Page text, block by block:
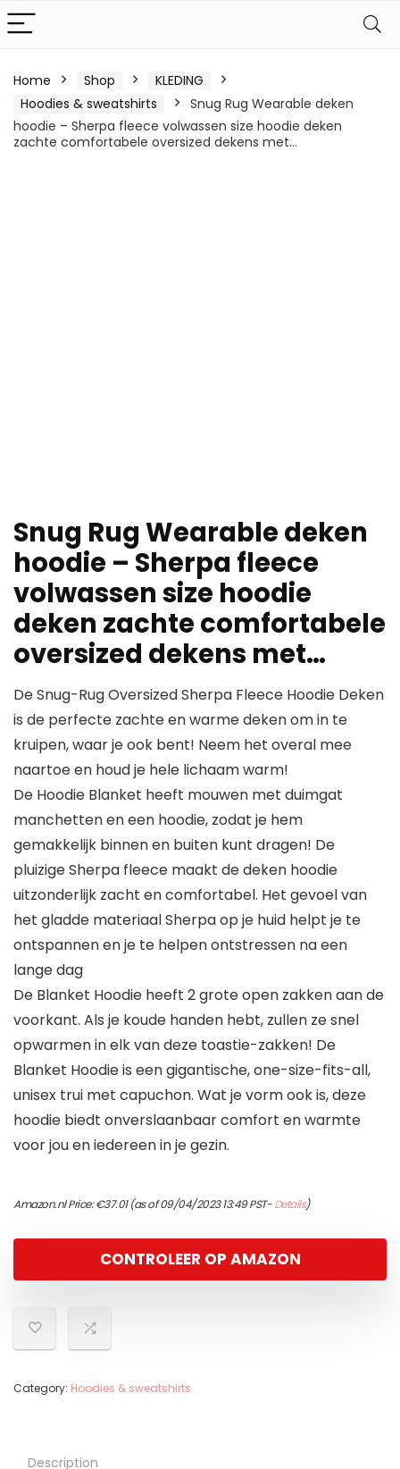
Home Shop
KLEDING
Hoodies & sweatshirts
Snug Rug Wearable deken
hoodie – Sherpa fleece volwassen size hoodie deken
zachte comfortabele oversized dekens met…
Snug Rug Wearable deken
hoodie – Sherpa fleece
volwassen size hoodie
deken zachte comfortabele
oversized dekens met…
De Snug-Rug Oversized Sherpa Fleece Hoodie Deken
is de perfecte zachte en warme deken om in te
kruipen, waar je ook bent! Neem het overal mee
naartoe en houd je hele lichaam warm!
De Hoodie Blanket heeft mouwen met duimgat
manchetten en een hoodie, zodat je hem
gemakkelijk binnen en buiten kunt dragen! De
pluizige Sherpa fleece maakt de deken hoodie
uitzonderlijk zacht en comfortabel. Het gevoel van
het gladde materiaal Sherpa op je huid helpt je te
ontspannen en je te helpen ontstressen na een
lange dag
De Blanket Hoodie heeft 2 grote open zakken aan de
voorkant. Als je koude handen hebt, zullen ze snel
opwarmen in elk van deze toastie-zakken! De
Blanket Hoodie is een gigantische, one-size-fits-all,
unisex trui met capuchon. Wat je vorm ook is, deze
hoodie biedt onverslaanbaar comfort en warmte
voor jou en iedereen in je gezin.
Amazon.nl Price:€37.01(as of 09/04/2023 13:49 PST-Details)
CONTROLEER OP AMAZON
Category: Hoodies & sweatshirts
Description